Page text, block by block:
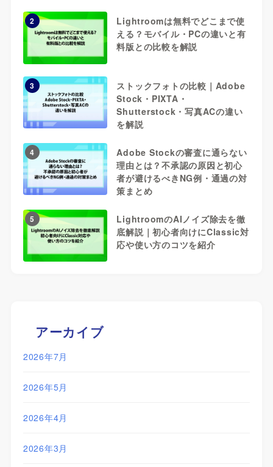
2
Lightroomは無料でどこまで使
える？モバイル・PCの違いと有
料版との比較を解説
3
ストックフォトの比較｜Adobe
Stock・PIXTA・
Shutterstock・写真ACの違い
を解説
4
Adobe Stockの審査に通らない
理由とは？不承認の原因と初心
者が避けるべきNG例・通過の対
策まとめ
5
LightroomのAIノイズ除去を徹
底解説｜初心者向けにClassic対
応や使い方のコツを紹介
アーカイブ
2026年7月
2026年5月
2026年4月
2026年3月